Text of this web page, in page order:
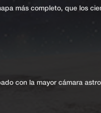
más completo, que los
con la mayor cámara